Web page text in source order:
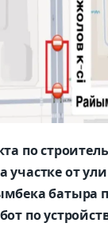
по
участке от
батыра
по